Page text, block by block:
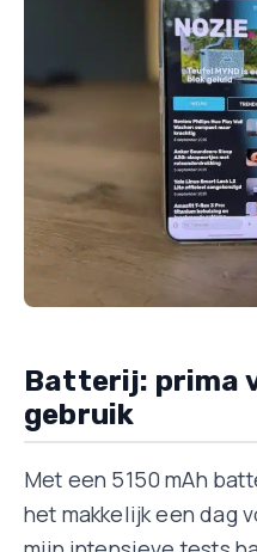
Batterij: prima
gebruik
Met een 5150 mAh
het makkelijk een dag